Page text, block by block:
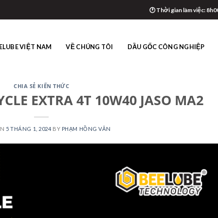
🕐 Thời gian làm việc:
VIỆT NAM VỀ CHÚNG TÔI DẦU GỐC CÔNG NGHIỆP
CHIA SẺ KIẾN THỨC
EXTRA 4T 10W40 JASO MA2
5 THÁNG 1, 2024 BY PHẠM HỒNG VÂN